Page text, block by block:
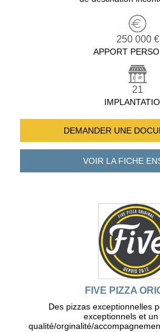
250 000 €
APPORT
21
DEMANDER UNE
VOIR LA FICHE
FIVE PIZZA
Des pizzas exceptionnelles
exceptionnels et
qualité/orginalité/